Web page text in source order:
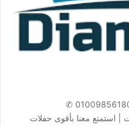
تليفون الباخرة ✆ 01127676150 ✆ 01009856180 ✆
بوت | استمتع معنا بأقوى حفلات